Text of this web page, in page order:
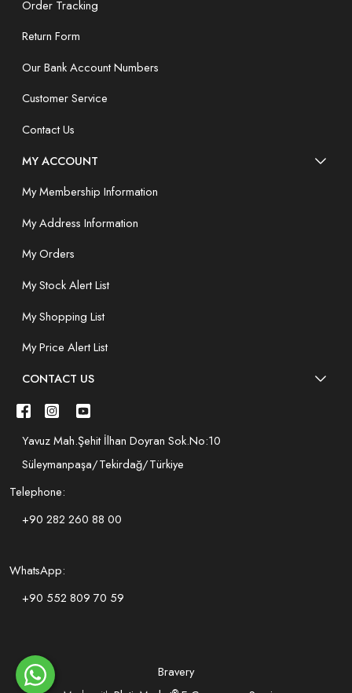
Order Tracking
Return Form
Our Bank Account Numbers
Customer Service
Contact Us
MY ACCOUNT
My Membership Information
My Address Information
My Orders
My Stock Alert List
My Shopping List
My Price Alert List
CONTACT US
Yavuz Mah.Şehit İlhan Doyran Sok.No:10
Süleymanpaşa/Tekirdağ/Türkiye
Telephone:
+90 282 260 88 00
WhatsApp:
+90 552 809 70 59
Bravery